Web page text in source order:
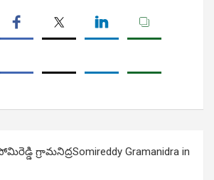
గ్రామనిద్రSomireddy Gramanidra in